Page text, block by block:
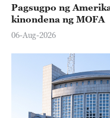
Pagsugpo ng
kinondena ng MOFA
06-Aug-2026